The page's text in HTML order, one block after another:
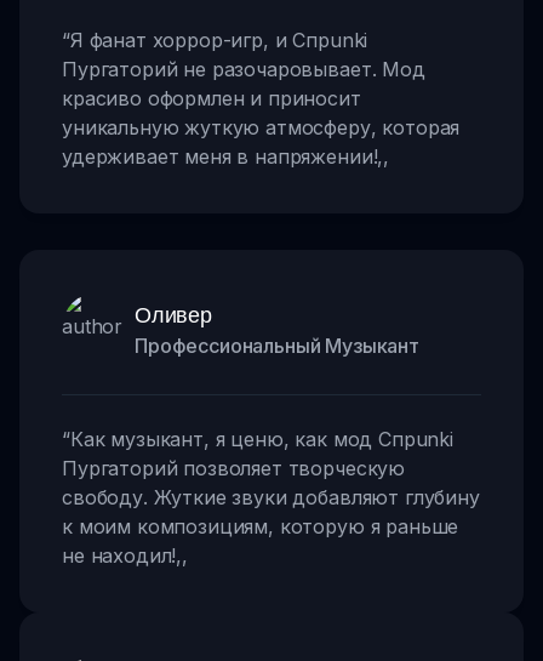
“Я фанат хоррор-игр, и Спрunki
Пургаторий не разочаровывает. Мод
красиво оформлен и приносит
уникальную жуткую атмосферу, которая
удерживает меня в напряжении!,,
Оливер
Профессиональный Музыкант
“Как музыкант, я ценю, как мод Спрunki
Пургаторий позволяет творческую
свободу. Жуткие звуки добавляют глубину
к моим композициям, которую я раньше
не находил!,,